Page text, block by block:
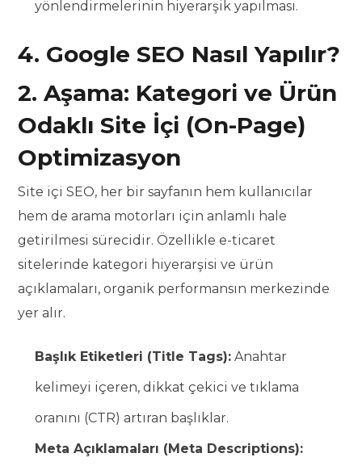
yönlendirmelerinin hiyerarşik yapılması.
4. Google SEO Nasıl Yapılır?
2. Aşama: Kategori ve Ürün
Odaklı Site İçi (On-Page)
Optimizasyon
Site içi SEO, her bir sayfanın hem kullanıcılar
hem de arama motorları için anlamlı hale
getirilmesi sürecidir. Özellikle e-ticaret
sitelerinde kategori hiyerarşisi ve ürün
açıklamaları, organik performansın merkezinde
yer alır.
Başlık Etiketleri (Title Tags): Anahtar
kelimeyi içeren, dikkat çekici ve tıklama
oranını (CTR) artıran başlıklar.
Meta Açıklamaları (Meta Descriptions):